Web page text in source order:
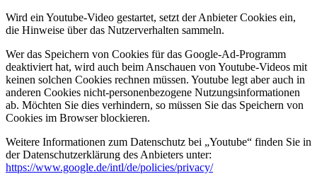
Wird ein Youtube-Video gestartet, setzt der Anbieter Cookies ein,
die Hinweise über das Nutzerverhalten sammeln.
Wer das Speichern von Cookies für das Google-Ad-Programm
deaktiviert hat, wird auch beim Anschauen von Youtube-Videos mit
keinen solchen Cookies rechnen müssen. Youtube legt aber auch in
anderen Cookies nicht-personenbezogene Nutzungsinformationen
ab. Möchten Sie dies verhindern, so müssen Sie das Speichern von
Cookies im Browser blockieren.
Weitere Informationen zum Datenschutz bei „Youtube“ finden Sie in
der Datenschutzerklärung des Anbieters unter:
https://www.google.de/intl/de/policies/privacy/